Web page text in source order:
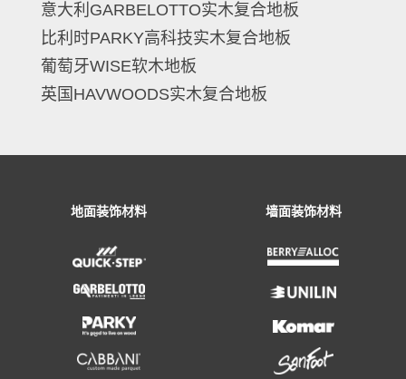
意大利GARBELOTTO实木复合地板
比利时PARKY高科技实木复合地板
葡萄牙WISE软木地板
英国HAVWOODS实木复合地板